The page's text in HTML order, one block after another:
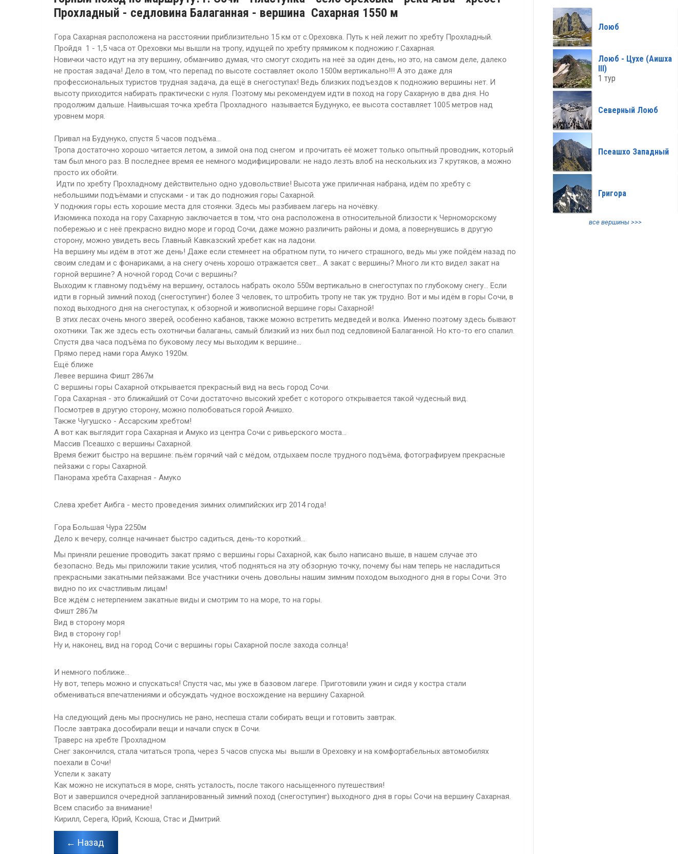
Прохладный - седловина Балаганная - вершина Сахарная 1550 м
Гора Сахарная расположена на расстоянии приблизительно 15 км от с.Ореховка. Путь к ней лежит по хребту Прохладный.
Пройдя 1 - 1,5 часа от Ореховки мы вышли на тропу, идущей по хребту прямиком к подножию г.Сахарная.
Новички часто идут на эту вершину, обманчиво думая, что смогут сходить на неё за один день, но это, на самом деле, далеко
не простая задача! Дело в том, что перепад по высоте составляет около 1500м вертикально!!! А это даже для
профессиональных туристов трудная задача, да ещё в снегоступах! Ведь близких подъездов к подножию вершины нет. И
высоту приходится набирать практически с нуля. Поэтому мы рекомендуем идти в поход на гору Сахарную в два дня. Но
продолжим дальше. Наивысшая точка хребта Прохладного называется Будунуко, ее высота составляет 1005 метров над
уровнем моря.
Привал на Будунуко, спустя 5 часов подъёма...
Тропа достаточно хорошо читается летом, а зимой она под снегом и прочитать её может только опытный проводник, который
там был много раз. В последнее время ее немного модифицировали: не надо лезть влоб на нескольких из 7 крутяков, а можно
просто их обойти.
Идти по хребту Прохладному действительно одно удовольствие! Высота уже приличная набрана, идём по хребту с
небольшими подъёмами и спусками - и так до подножия горы Сахарной.
У поднжия горы есть хорошие места для стоянки. Здесь мы разбиваем лагерь на ночёвку.
Изюминка похода на гору Сахарную заключается в том, что она расположена в относительной близости к Черноморскому
побережью и с неё прекрасно видно море и город Сочи, даже можно различить районы и дома, а повернувшись в другую
сторону, можно увидеть весь Главный Кавказский хребет как на ладони.
На вершину мы идём в этот же день! Даже если стемнеет на обратном пути, то ничего страшного, ведь мы уже пойдём назад по
своим следам и с фонариками, а на снегу очень хорошо отражается свет... А закат с вершины? Много ли кто видел закат на
горной вершине? А ночной город Сочи с вершины?
Выходим к главному подъёму на вершину, осталось набрать около 550м вертикально в снегоступах по глубокому снегу... Если
идти в горный зимний поход (снегоступинг) более 3 человек, то штробить тропу не так уж трудно. Вот и мы идём в горы Сочи, в
поход выходного дня на снегоступах, к обзорной и живописной вершине горы Сахарной!
В этих лесах очень много зверей, особенно кабанов, также можно встретить медведей и волка. Именно поэтому здесь бывают
охотники. Так же здесь есть охотничьи балаганы, самый близкий из них был под седловиной Балаганной. Но кто-то его спалил.
Спустя два часа подъёма по буковому лесу мы выходим к вершине...
Прямо перед нами гора Амуко 1920м.
Ещё ближе
Левее вершина Фишт 2867м
С вершины горы Сахарной открывается прекрасный вид на весь город Сочи.
Гора Сахарная - это ближайший от Сочи достаточно высокий хребет с которого открывается такой чудесный вид.
Посмотрев в другую сторону, можно полюбоваться горой Ачишхо.
Также Чугушско - Ассарским хребтом!
А вот как выглядит гора Сахарная и Амуко из центра Сочи с ривьерского моста...
Массив Псеашхо с вершины Сахарной.
Время бежит быстро на вершине: пьём горячий чай с мёдом, отдыхаем после трудного подъёма, фотографируем прекрасные
пейзажи с горы Сахарной.
Панорама хребта Сахарная - Амуко
Слева хребет Аибга - место проведения зимних олимпийских игр 2014 года!
Гора Большая Чура 2250м
Дело к вечеру, солнце начинает быстро садиться, день-то короткий...
Мы приняли решение проводить закат прямо с вершины горы Сахарной, как было написано выше, в нашем случае это
безопасно. Ведь мы приложили такие усилия, чтоб подняться на эту обзорную точку, почему бы нам теперь не насладиться
прекрасными закатными пейзажами. Все участники очень довольны нашим зимним походом выходного дня в горы Сочи. Это
видно по их счастливым лицам!
Все ждём с нетерпением закатные виды и смотрим то на море, то на горы.
Фишт 2867м
Вид в сторону моря
Вид в сторону гор!
Ну и, наконец, вид на город Сочи с вершины горы Сахарной после захода солнца!
И немного поближе...
Ну вот, теперь можно и спускаться! Спустя час, мы уже в базовом лагере. Приготовили ужин и сидя у костра стали
обмениваться впечатлениями и обсуждать чудное восхождение на вершину Сахарной.
На следующий день мы проснулись не рано, неспеша стали собирать вещи и готовить завтрак.
После завтрака дособирали вещи и начали спуск в Сочи.
Траверс на хребте Прохладном
Снег закончился, стала читаться тропа, через 5 часов спуска мы вышли в Ореховку и на комфортабельных автомобилях
поехали в Сочи!
Успели к закату
Как можно не искупаться в море, снять усталость, после такого насыщенного путешествия!
Вот и завершился очередной запланированный зимний поход (снегоступинг) выходного дня в горы Сочи на вершину Сахарная.
Всем спасибо за внимание!
Кирилл, Серега, Юрий, Ксюша, Стас и Дмитрий.
← Назад
Лоюб
Лоюб - Цухе (Аишха
III)
1 тур
Северный Лоюб
Псеашхо Западный
Григора
все вершины >>>